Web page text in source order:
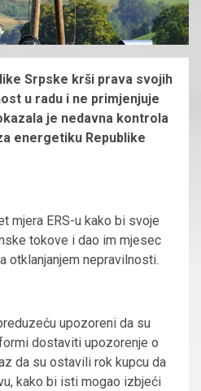
Srpske krši prava svojih
u radu i ne primjenjuje
je nedavna kontrola
energetiku Republike
mjera ERS-u kako bi svoje
tokove i dao im mjesec
otklanjanjem nepravilnosti.
upozoreni da su
dostaviti upozorenje o
da su ostavili rok kupcu da
kako bi isti mogao izbjeći